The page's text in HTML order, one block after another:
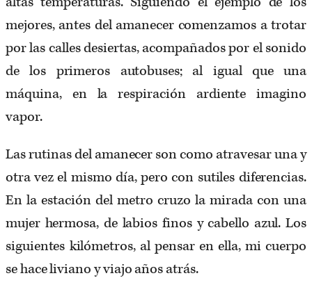
mejores, antes del amanecer comenzamos a trotar
por las calles desiertas, acompañados por el sonido
de los primeros autobuses; al igual que una
máquina, en la respiración ardiente imagino
vapor.
Las rutinas del amanecer son como atravesar una y
otra vez el mismo día, pero con sutiles diferencias.
En la estación del metro cruzo la mirada con una
mujer hermosa, de labios finos y cabello azul. Los
siguientes kilómetros, al pensar en ella, mi cuerpo
se hace liviano y viajo años atrás.